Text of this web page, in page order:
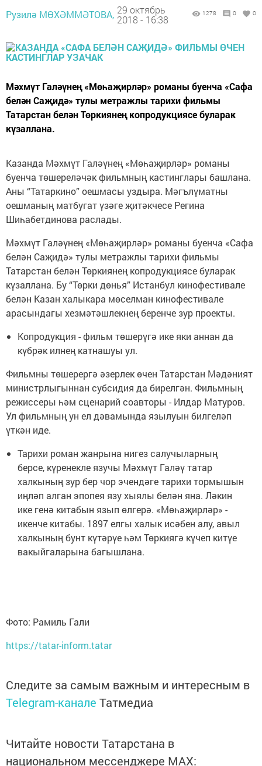
Рузилә МӨХӘММӘТОВА, 29 октябрь
2018 - 16:38
1278 0 0
Мәхмүт Галәүнең «Мөһаҗирләр» романы буенча «Сафа
белән Саҗидә» тулы метражлы тарихи фильмы
Татарстан белән Төркиянең копродукциясе буларак
күзаллана.
Казанда Мәхмүт Галәүнең «Мөһаҗирләр» романы
буенча төшереләчәк фильмның кастинглары башлана.
Аны “Татаркино” оешмасы уздыра. Мәгълүматны
оешманың матбугат үзәге җитәкчесе Регина
Шиһабетдинова раслады.
Мәхмүт Галәүнең «Мөһаҗирләр» романы буенча «Сафа
белән Саҗидә» тулы метражлы тарихи фильмы
Татарстан белән Төркиянең копродукциясе буларак
күзаллана. Бу “Төрки дөнья” Истанбул кинофестивале
белән Казан халыкара мөселман кинофестивале
арасындагы хезмәтәшлекнең беренче зур проекты.
Копродукция - фильм төшерүгә ике яки аннан да
күбрәк илнең катнашуы ул.
Фильмны төшерергә әзерлек өчен Татарстан Мәдәният
министрлыгыннан субсидия да бирелгән. Фильмның
режиссеры һәм сценарий соавторы - Илдар Матуров.
Ул фильмның ун ел дәвамында язылуын билгеләп
үткән иде.
Тарихи роман жанрына нигез салучыларның
берсе, күренекле язучы Мәхмүт Галәү татар
халкының зур бер чор эчендәге тарихи тормышын
иңләп алган эпопея язу хыялы белән яна. Ләкин
ике генә китабын язып өлгерә. «Мөһаҗирләр» -
икенче китабы. 1897 елгы халык исәбен алу, авыл
халкының бунт күтәрүе һәм Төркиягә күчеп китүе
вакыйгаларына багышлана.
Фото: Рамиль Гали
https://tatar-inform.tatar
Следите за самым важным и интересным в
Telegram-канале Татмедиа
Читайте новости Татарстана в
национальном мессенджере MАХ: